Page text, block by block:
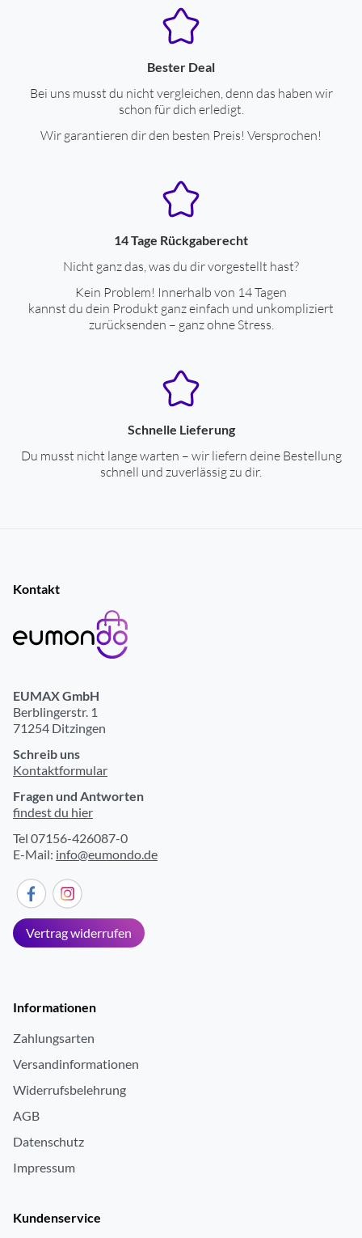
Bester Deal
Bei uns musst du nicht vergleichen, denn das haben wir
schon für dich erledigt.
Wir garantieren dir den besten Preis! Versprochen!
14 Tage Rückgaberecht
Nicht ganz das, was du dir vorgestellt hast?
Kein Problem! Innerhalb von 14 Tagen
kannst du dein Produkt ganz einfach und unkompliziert
zurücksenden – ganz ohne Stress.
Schnelle Lieferung
Du musst nicht lange warten – wir liefern deine Bestellung
schnell und zuverlässig zu dir.
Kontakt
EUMAX GmbH
Berblingerstr. 1
71254 Ditzingen
Schreib uns
Kontaktformular
Fragen und Antworten
findest du hier
Tel 07156-426087-0
E-Mail: info@eumondo.de
Vertrag widerrufen
Informationen
Zahlungsarten
Versandinformationen
Widerrufsbelehrung
AGB
Datenschutz
Impressum
Kundenservice